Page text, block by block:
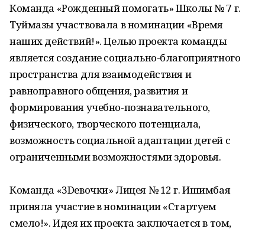
Команда «Рожденный помогать» Школы № 7 г.
Туймазы участвовала в номинации «Время
наших действий!». Целью проекта команды
является создание социально-благоприятного
пространства для взаимодействия и
равноправного общения, развития и
формирования учебно-познавательного,
физического, творческого потенциала,
возможность социальной адаптации детей с
ограниченными возможностями здоровья.
Команда «3Dевочки» Лицея № 12 г. Ишимбая
приняла участие в номинации «Стартуем
смело!». Идея их проекта заключается в том,